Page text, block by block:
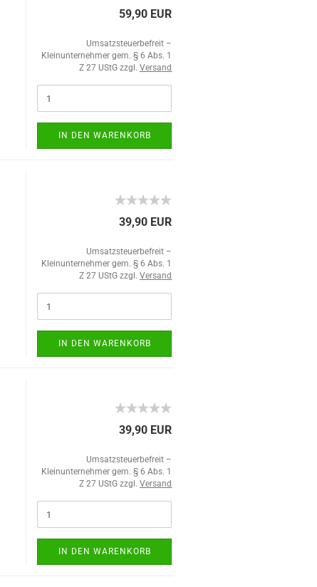
59,90 EUR
Umsatzsteuerbefreit –
Kleinunternehmer gem. § 6 Abs. 1
Z 27 UStG zzgl.Versand
IN DEN WARENKORB
39,90 EUR
Umsatzsteuerbefreit –
Kleinunternehmer gem. § 6 Abs. 1
Z 27 UStG zzgl.Versand
IN DEN WARENKORB
39,90 EUR
Umsatzsteuerbefreit –
Kleinunternehmer gem. § 6 Abs. 1
Z 27 UStG zzgl.Versand
IN DEN WARENKORB